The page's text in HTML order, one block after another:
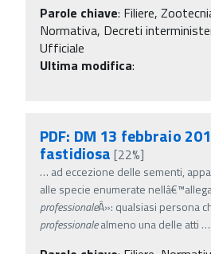
Parole chiave: Filiere,
Normativa, Decreti
Ufficiale
Ultima modifica:
PDF: DM 13 febbraio
fastidiosa [22%]
… ad eccezione delle sementi,
alle specie enumerate
professionaleÂ»: qualsiasi persona
professionalealmeno una delle atti …